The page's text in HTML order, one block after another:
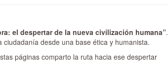
el despertar de la nueva civilización humana”.
desde una base ética y humanista.
páginas comparto la ruta hacia ese despertar